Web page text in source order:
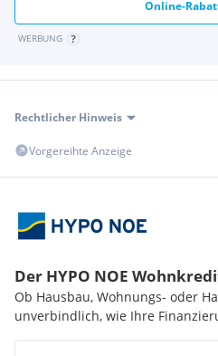
Online-
WERBUNG
Rechtlicher Hinweis
Vorgereihte Anzeige
Der HYPO NOE
Ob Hausbau, Wohnungs- oder
unverbindlich, wie Ihre